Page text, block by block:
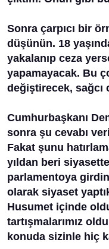
Sonra çarpıcı bir
düşünün. 18
yakalanıp ceza
yapamayacak. Bu
değiştirecek, sağcı
Cumhurbaşkanı
sonra şu cevabı
Fakat şunu
yıldan beri
parlamentoya
olarak siyaset
Husumet içinde
tartışmalarımız
konuda sizinle hiç